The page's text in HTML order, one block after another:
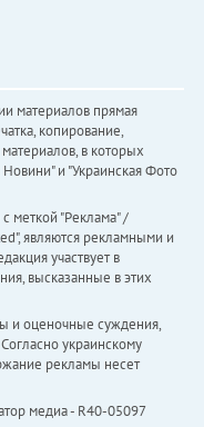
материалов прямая
копирование,
в которых
Новини" и "Украинская Фото
меткой "Реклама" /
являются рекламными и
участвует в
высказанные в этих
и оценочные суждения,
украинскому
рекламы несет
медиа - R40-05097